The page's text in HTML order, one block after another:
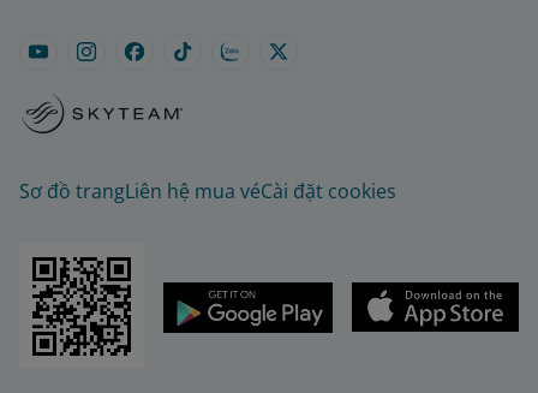
Sơ đồ trangLiên hệ mua véCài đặt cookies